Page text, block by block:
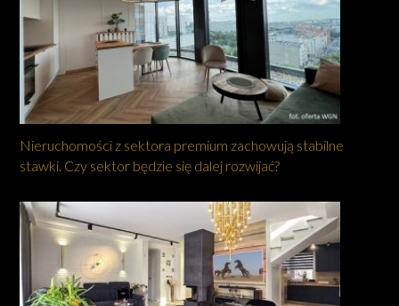
Nieruchomości z sektora premium zachowują stabilne
stawki. Czy sektor będzie się dalej rozwijać?